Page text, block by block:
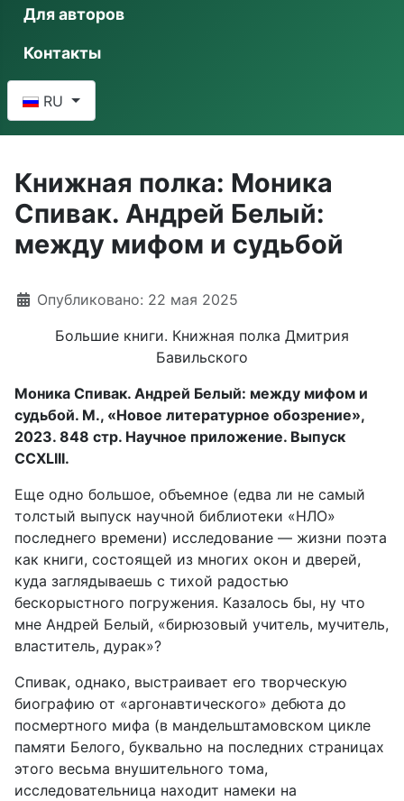
Для авторов
Контакты
RU
Книжная полка: Моника
Спивак. Андрей Белый:
между мифом и судьбой
Информация о материале
Опубликовано: 22 мая 2025
Большие книги. Книжная полка Дмитрия
Бавильского
Моника Спивак. Андрей Белый: между мифом и
судьбой. М., «Новое литературное обозрение»,
2023. 848 стр. Научное приложение. Выпуск
CCXLIII.
Еще одно большое, объемное (едва ли не самый
толстый выпуск научной библиотеки «НЛО»
последнего времени) исследование — жизни поэта
как книги, состоящей из многих окон и дверей,
куда заглядываешь с тихой радостью
бескорыстного погружения. Казалось бы, ну что
мне Андрей Белый, «бирюзовый учитель, мучитель,
властитель, дурак»?
Спивак, однако, выстраивает его творческую
биографию от «аргонавтического» дебюта до
посмертного мифа (в мандельштамовском цикле
памяти Белого, буквально на последних страницах
этого весьма внушительного тома,
исследовательница находит намеки на